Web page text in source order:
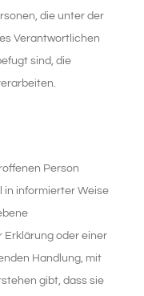
die unter der
Verantwortlichen
sind, die
Person
in informierter Weise
Erklärung oder einer
Handlung, mit
gibt, dass sie